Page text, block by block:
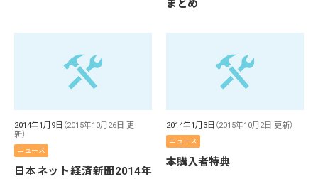
まとめ
2014年1月9日 （2015年10月26日 更
新）
ニュース
日本ネット経済新聞2014年
2014年1月3日 （2015年10月2日 更新）
ニュース
本購入者特典